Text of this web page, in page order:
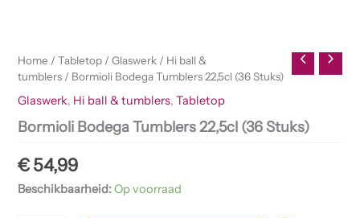
Home /Tabletop /Glaswerk / Hi ball &
tumblers / Bormioli Bodega Tumblers 22,5cl (36 Stuks)
Glaswerk, Hi ball & tumblers,Tabletop
Bormioli Bodega Tumblers 22,5cl (36 Stuks)
€54,99
Beschikbaarheid:Op voorraad